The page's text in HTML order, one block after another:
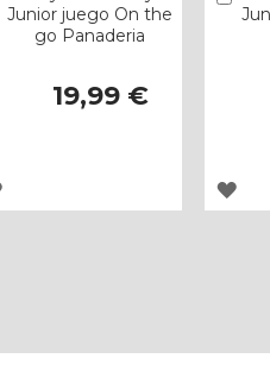
Junior juego On the
go Panaderia
19,99 €
AGREGAR